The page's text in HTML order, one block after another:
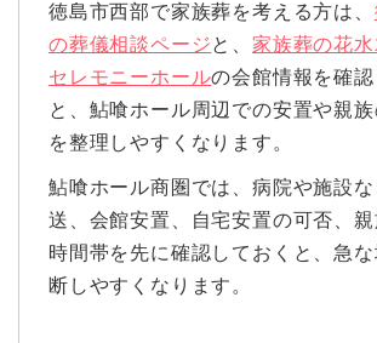
徳島市西部で家族葬を考える方は、
の葬儀相談ページと、 家族葬の花
セレモニーホールの会館情報を確認
と、鮎喰ホール周辺での安置や親
を整理しやすくなります。
鮎喰ホール商圏では、病院や施設
送、会館安置、自宅安置の可否、
時間帯を先に確認しておくと、急な
断しやすくなります。